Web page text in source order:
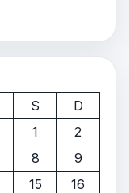
S
D
1
2
8
9
15
16